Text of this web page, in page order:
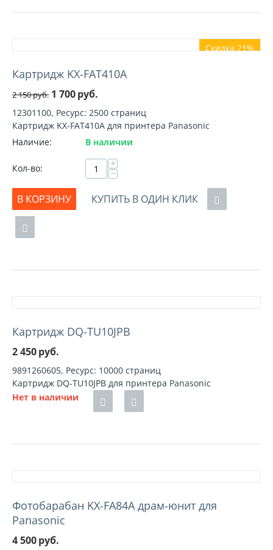
Скидка 21%
Картридж KX-FAT410A
2 150руб. 1 700руб.
12301100, Ресурс: 2500 страниц
Картридж KX-FAT410A для принтера Panasonic
Наличие:
В наличии
Кол-во: +
−
В КОРЗИНУ
КУПИТЬ В ОДИН КЛИК
Картридж DQ-TU10JPB
2 450руб.
9891260605, Ресурс: 10000 страниц
Картридж DQ-TU10JPB для принтера Panasonic
Нет в наличии
Фотобарабан KX-FA84A драм-юнит для
Panasonic
4 500руб.